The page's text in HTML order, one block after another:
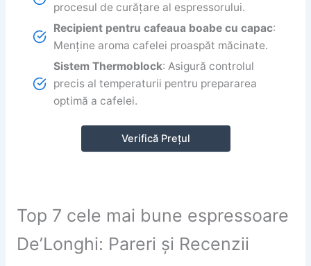
procesul de curățare al espressorului.
Recipient pentru cafeaua boabe cu capac:
Menține aroma cafelei proaspăt măcinate.
Sistem Thermoblock: Asigură controlul
precis al temperaturii pentru prepararea
optimă a cafelei.
Verifică Prețul
Top 7 cele mai bune espressoare
De’Longhi: Pareri și Recenzii